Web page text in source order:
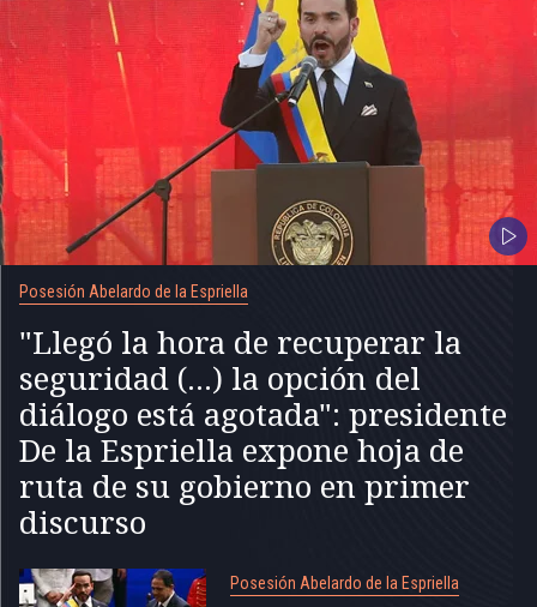
Posesión Abelardo de la Espriella
"Llegó la hora de recuperar la
seguridad (...) la opción del
diálogo está agotada": presidente
De la Espriella expone hoja de
ruta de su gobierno en primer
discurso
Posesión Abelardo de la Espriella